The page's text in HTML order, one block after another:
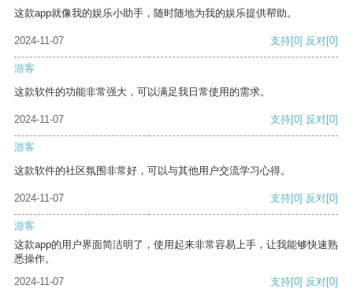
这款app就像我的娱乐小助手，随时随地为我的娱乐提供帮助。
2024-11-07 支持[0] 反对[0]
游客
这款软件的功能非常强大，可以满足我日常使用的需求。
2024-11-07 支持[0] 反对[0]
游客
这款软件的社区氛围非常好，可以与其他用户交流学习心得。
2024-11-07 支持[0] 反对[0]
游客
这款app的用户界面简洁明了，使用起来非常容易上手，让我能够快速熟
悉操作。
2024-11-07
支持[0] 反对[0]